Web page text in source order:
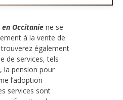
Occitanie ne se
à la vente de
également
de services, tels
la pension pour
l’adoption
services sont